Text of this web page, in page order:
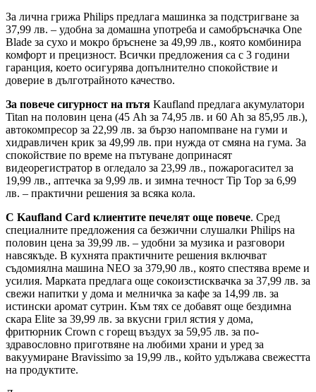
За лична грижа Philips предлага машинка за подстригване за
37,99 лв. – удобна за домашна употреба и самобръсначка One
Blade за сухо и мокро бръснене за 49,99 лв., която комбинира
комфорт и прецизност. Всички предложения са с 3 години
гаранция, което осигурява допълнително спокойствие и
доверие в дълготрайното качество.
За повече сигурност на пътя Kaufland предлага акумулатори
Titan на половин цена (45 Ah за 74,95 лв. и 60 Ah за 85,95 лв.),
автокомпресор за 22,99 лв. за бързо напомпване на гуми и
хидравличен крик за 49,99 лв. при нужда от смяна на гума. За
спокойствие по време на пътуване допринасят
видеорегистратор в огледало за 23,99 лв., пожарогасител за
19,99 лв., аптечка за 9,99 лв. и зимна течност Tip Top за 6,99
лв. – практични решения за всяка кола.
С Kaufland Card клиентите печелят още повече. Сред
специалните предложения са безжични слушалки Philips на
половин цена за 39,99 лв. – удобни за музика и разговори
навсякъде. В кухнята практичните решения включват
съдомиялна машина NEO за 379,90 лв., която спестява време и
усилия. Марката предлага още сокоизстисквачка за 37,99 лв. за
свежи напитки у дома и мелничка за кафе за 14,99 лв. за
истински аромат сутрин. Към тях се добавят още бездимна
скара Elite за 39,99 лв. за вкусни грил ястия у дома,
фритюрник Crown с горещ въздух за 59,95 лв. за по-
здравословно приготвяне на любими храни и уред за
вакуумиране Bravissimo за 19,99 лв., който удължава свежестта
на продуктите.